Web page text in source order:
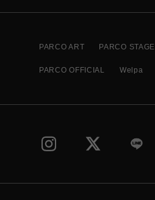
PARCO ART PARCO STAGE
PARCO OFFICIAL Welpa